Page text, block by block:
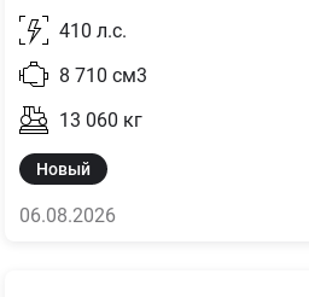
410 л.с.
8 710 см3
13 060 кг
Новый
06.08.2026